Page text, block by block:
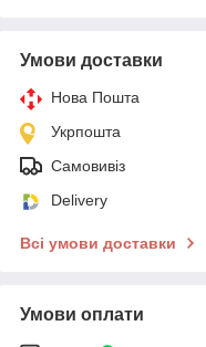
Умови доставки
Нова Пошта
Укрпошта
Самовивіз
Delivery
Всі умови доставки
Умови оплати